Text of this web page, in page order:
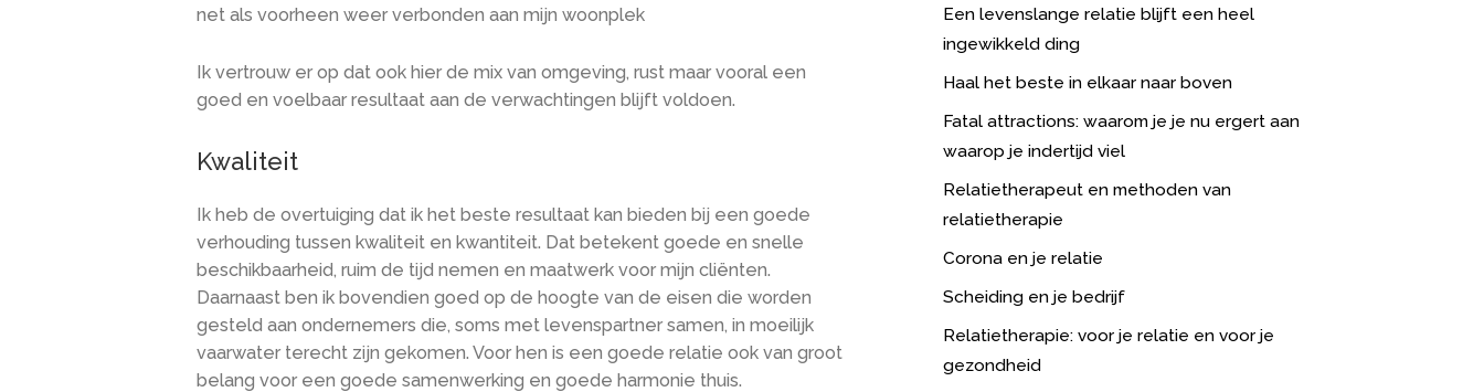
net als voorheen weer verbonden aan mijn woonplek
Ik vertrouw er op dat ook hier de mix van omgeving, rust maar vooral een
goed en voelbaar resultaat aan de verwachtingen blijft voldoen.
Kwaliteit
Ik heb de overtuiging dat ik het beste resultaat kan bieden bij een goede
verhouding tussen kwaliteit en kwantiteit. Dat betekent goede en snelle
beschikbaarheid, ruim de tijd nemen en maatwerk voor mijn cliënten.
Daarnaast ben ik bovendien goed op de hoogte van de eisen die worden
gesteld aan ondernemers die, soms met levenspartner samen, in moeilijk
vaarwater terecht zijn gekomen. Voor hen is een goede relatie ook van groot
belang voor een goede samenwerking en goede harmonie thuis.
Een levenslange relatie blijft een heel
ingewikkeld ding
Haal het beste in elkaar naar boven
Fatal attractions: waarom je je nu ergert aan
waarop je indertijd viel
Relatietherapeut en methoden van
relatietherapie
Corona en je relatie
Scheiding en je bedrijf
Relatietherapie: voor je relatie en voor je
gezondheid